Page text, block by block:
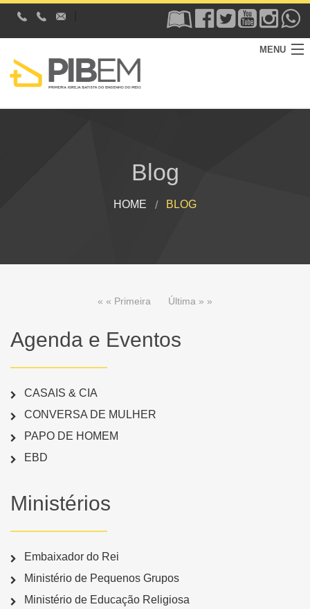
MENU
Blog
HOME BLOG
« « Primeira Última » »
Agenda e Eventos
CASAIS & CIA
CONVERSA DE MULHER
PAPO DE HOMEM
EBD
Ministérios
Embaixador do Rei
Ministério de Pequenos Grupos
Ministério de Educação Religiosa